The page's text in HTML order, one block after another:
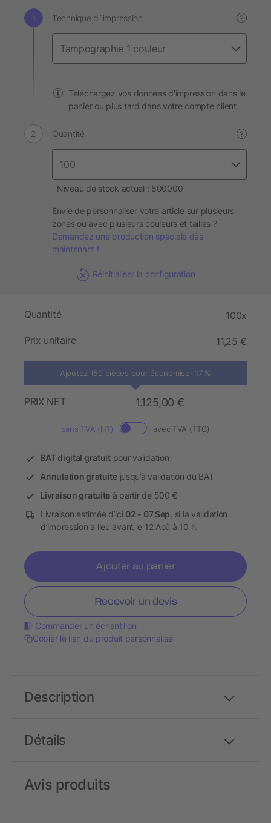
Technique d´impression ?
Téléchargez vos données d'impression dans le
panier ou plus tard dans votre compte client.
Quantité ?
Niveau de stock actuel : 500000
Envie de personnaliser votre article sur plusieurs
zones ou avec plusieurs couleurs et tailles ?
Demandez une production spéciale dès
maintenant !
Réinitialiser la configuration
Quantité 100x
Prix unitaire 11,25 €
Ajoutez 150 pièces pour économiser 17 %
PRIX NET 1.125,00 €
sans TVA (HT) avec TVA (TTC)
BAT digital gratuitpour validation
Annulation gratuitejusqu’à validation du BAT
Livraison gratuite à partir de 500 €
Livraison estimée d’ici 02 - 07 Sep , si la validation
d’impression a lieu avant le 12 Aoû à 10 h.
Ajouter au panier
Recevoir un devis
Commander un échantillon
Copier le lien du produit personnalisé
Détails
Description
Avis produits